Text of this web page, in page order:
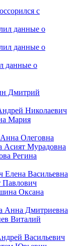
с
данные о
Дмитрий
Николаевич
Мария
Олеговна
Асият Мурадовна
Регина
Елена Васильевна
Павлович
Оксана
Анна Дмитриевна
Виталий
Васильевич